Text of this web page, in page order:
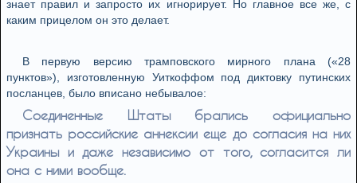
знает правил и запросто их игнорирует. Но главное все же, с
каким прицелом он это делает.
В первую версию трамповского мирного плана («28
пунктов»), изготовленную Уиткоффом под диктовку путинских
посланцев, было вписано небывалое:
Соединенные Штаты брались официально
признать российские аннексии еще до согласия на них
Украины и даже независимо от того, согласится ли
она с ними вообще.